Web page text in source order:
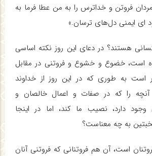
فروتن و خداترس را به من عطا فرما به
ایمنی دل‌های ترسان.»
هستند؟ در دعای این روز نکته اساسی
است، خضوع و خشوع و فروتنی در مقابل
است به طوری که در این روز از خداوند
را که در صفات و اعمال خالصان و
وجود دارد، نصیب ما کند، اما در اینجا
به چه معناست؟
است، آن هم فروتنانی که فروتنی آنان